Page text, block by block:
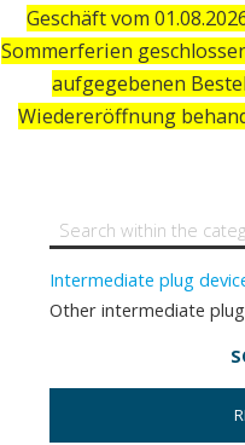
Geschäft vom
Sommerferien
aufgegebenen
Wiedereröffnung
Intermediate plug
Other intermediate